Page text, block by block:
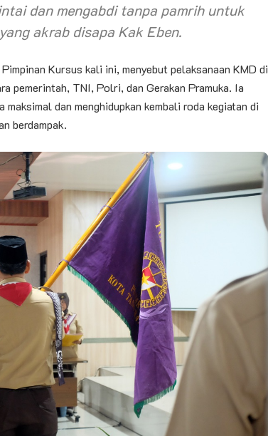
dan mengabdi tanpa pamrih untuk
akrab disapa Kak Eben.
Kursus kali ini, menyebut pelaksanaan KMD di
pemerintah, TNI, Polri, dan Gerakan Pramuka. Ia
dan menghidupkan kembali roda kegiatan di
berdampak.